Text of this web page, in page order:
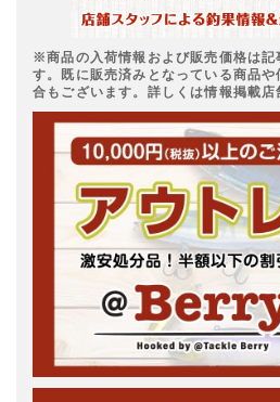
※商品の入荷情報および販売価格は記
す。既に販売済みとなっている商品
合もございます。詳しくは情報掲載店